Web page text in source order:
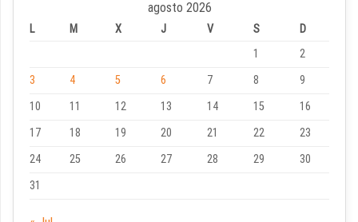
agosto 2026
L M X J V S
D
1
2
3
4 5 6 7 8
9
10
11 12 13 14 15
16
17
18 19 20 21 22
23
24
25 26 27 28 29
30
31